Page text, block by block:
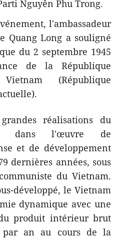
Nguyên Phu Trong.
l'ambassadeur
Quang Long a souligné
du 2 septembre 1945
de la République
(République
réalisations du
dans l'œuvre de
et de développement
dernières années, sous
du Vietnam.
développé, le Vietnam
dynamique avec une
produit intérieur brut
an au cours de la